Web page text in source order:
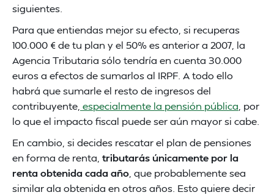
siguientes.
Para que entiendas mejor su efecto, si recuperas
100.000 € de tu plan y el 50% es anterior a 2007, la
Agencia Tributaria sólo tendría en cuenta 30.000
euros a efectos de sumarlos al IRPF. A todo ello
habrá que sumarle el resto de ingresos del
contribuyente, especialmente la pensión pública , por
lo que el impacto fiscal puede ser aún mayor si cabe.
En cambio, si decides rescatar el plan de pensiones
en forma de renta, tributarás únicamente por la
renta obtenida cada año , que probablemente sea
similar ala obtenida en otros años. Esto quiere decir